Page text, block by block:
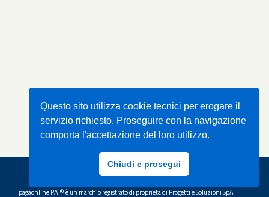
Questo sito utilizza cookie tecnici per erogare il
servizio richiesto. Proseguire con la navigazione
comporta l'accettazione del loro utilizzo.
Chiudi e prosegui
Condizioni di utilizzo
© 2017-2026 Progetti e Soluzioni SPA - Tutti i diritti riservati
pagaonline PA ® è un marchio registrato di proprietà di Progetti e Soluzioni SpA